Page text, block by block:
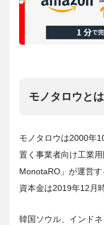
モノタロウとは
モノタロウは2000年
置く事業者向け工業
MonotaRO」が運営す
資本金は2019年12月
韓国ソウル、インド